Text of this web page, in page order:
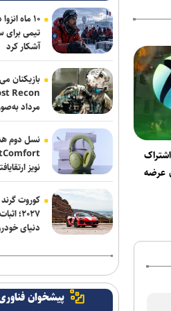
عرضه
با پیشرفت فناوری،
یکسان نیستند
طرح‌های مرتبط با
تجارت خارجی در مرکز
بررسی شد
مراکز مخابراتی آسیب
استفاده از ظرفیت
داشتیم
نوآوری دانش‌بنیان
لوله‌های پلی‌اتیلن در دریا
«اینوتکس اکسپرس»
تاب‌آوری کسب‌وکار‌های نوآور
۱۰ ماه
تیمی برای
آشکار کرد
بازیکنان
مرداد
کنند
نسل دوم
عرضه شد
۲۰۲۷؛
دنیای
پیشخوان